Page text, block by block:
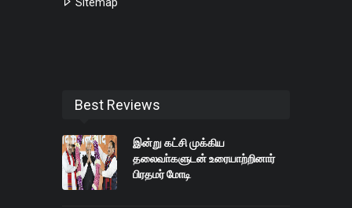
Sitemap
Best Reviews
இன்று கட்சி முக்கிய
தலைவா்களுடன் உரையாற்றினார்
பிரதமர் மோடி